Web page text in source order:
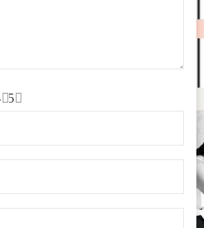
5